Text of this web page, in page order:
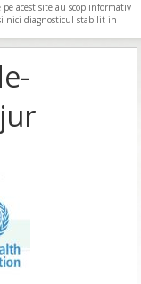
acest site au scop informativ
nici diagnosticul stabilit in